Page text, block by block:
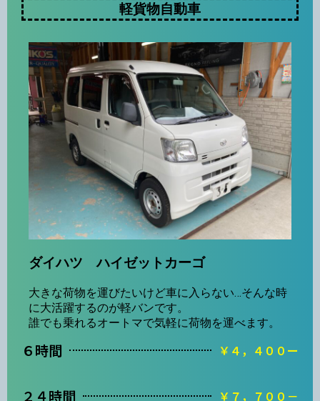
軽貨物自動車
ダイハツ ハイゼットカーゴ
大きな荷物を運びたいけど車に入らない…そんな時
に大活躍するのが軽バンです。
誰でも乗れるオートマで気軽に荷物を運べます。
６時間 ￥４，４００ー
２４時間 ￥７，７００－